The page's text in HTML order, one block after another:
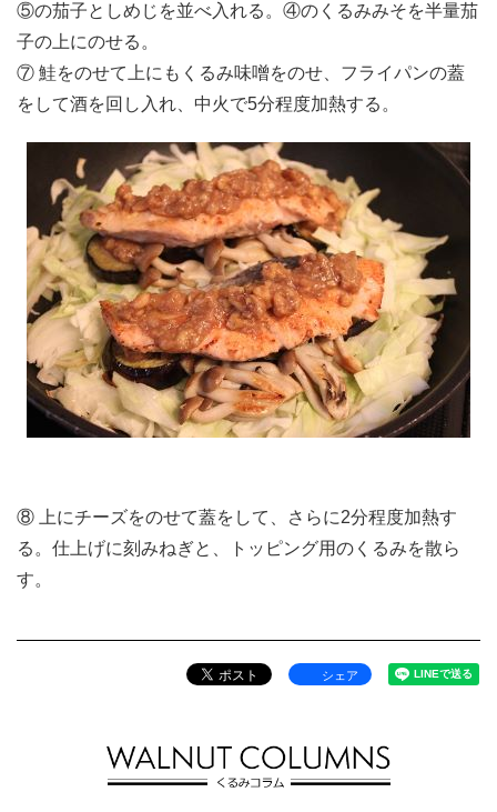
⑤の茄子としめじを並べ入れる。④のくるみみそを半量茄
子の上にのせる。
⑦ 鮭をのせて上にもくるみ味噌をのせ、フライパンの蓋
をして酒を回し入れ、中火で5分程度加熱する。
⑧ 上にチーズをのせて蓋をして、さらに2分程度加熱す
る。仕上げに刻みねぎと、トッピング用のくるみを散ら
す。
シェア